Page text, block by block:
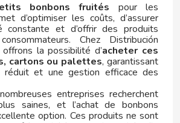
bonbons fruités pour les
d’optimiser les coûts, d’assurer
constante et d’offrir des produits
Chez Distribución
la possibilité d’acheter ces
cartons ou palettes, garantissant
réduit et une gestion efficace des
entreprises recherchent
saines, et l’achat de bonbons
option. Ces produits ne sont